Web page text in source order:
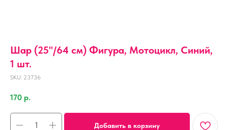
Шар (25''/64 см) Фигура, Мотоцикл, Синий,
1 шт.
SKU: 23736
170 р.
Добавить в корзину